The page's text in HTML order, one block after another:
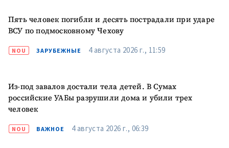
Пять человек погибли и десять пострадали при ударе
ВСУ по подмосковному Чехову
NOU ЗАРУБЕЖНЫЕ 4 августа 2026 г., 11:59
Из-под завалов достали тела детей. В Сумах
российские УАБы разрушили дома и убили трех
человек
NOU ВАЖНОЕ 4 августа 2026 г., 06:39